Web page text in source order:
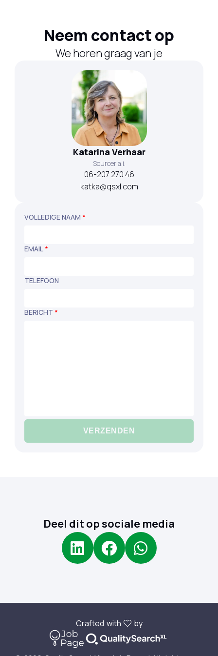
Neem contact op
We horen graag van je
Katarina Verhaar
Sourcer a.i.
06-207 270 46
katka@qsxl.com
VOLLEDIGE NAAM *
EMAIL *
TELEFOON
BERICHT *
VERZENDEN
Deel dit op sociale media
Crafted with by